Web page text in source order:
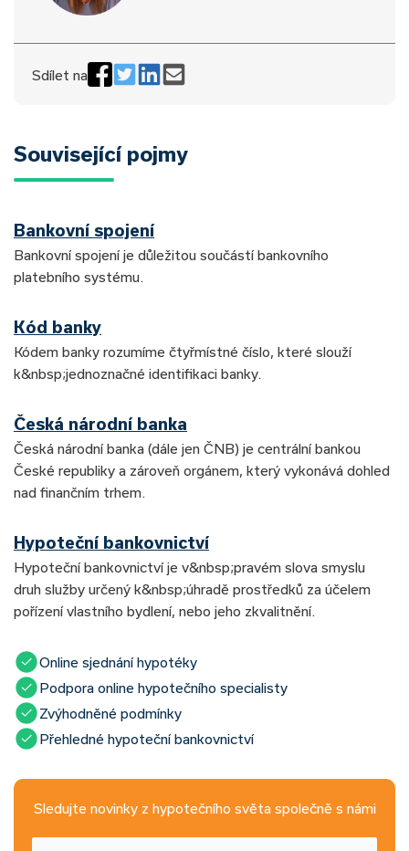
Sdílet na
Související pojmy
Bankovní spojení
Bankovní spojení je důležitou součástí bankovního
platebního systému.
Kód banky
Kódem banky rozumíme čtyřmístné číslo, které slouží
k&nbsp;jednoznačné identifikaci banky.
Česká národní banka
Česká národní banka (dále jen ČNB) je centrální bankou
České republiky a zároveň orgánem, který vykonává dohled
nad finančním trhem.
Hypoteční bankovnictví
Hypoteční bankovnictví je v&nbsp;pravém slova smyslu
druh služby určený k&nbsp;úhradě prostředků za účelem
pořízení vlastního bydlení, nebo jeho zkvalitnění.
Online sjednání hypotéky
Podpora online hypotečního specialisty
Zvýhodněné podmínky
Přehledné hypoteční bankovnictví
Sledujte novinky z hypotečního světa společně s námi